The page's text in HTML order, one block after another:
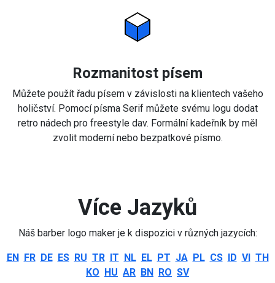
Rozmanitost písem
Můžete použít řadu písem v závislosti na klientech vašeho
holičství. Pomocí písma Serif můžete svému logu dodat
retro nádech pro freestyle dav. Formální kadeřník by měl
zvolit moderní nebo bezpatkové písmo.
Více Jazyků
Náš barber logo maker je k dispozici v různých jazycích:
EN FR DE ES RU TR IT NL EL PT JA PL CS ID VI TH
KO HU AR BN RO SV